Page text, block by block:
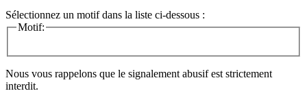
Sélectionnez un motif dans la liste ci-dessous :
Motif:
Nous vous rappelons que le signalement abusif est strictement
interdit.